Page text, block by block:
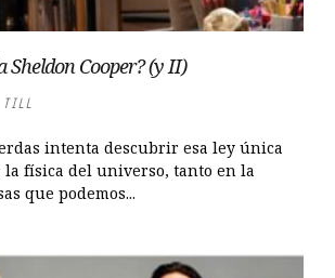
Sheldon Cooper? (y II)
TILL
intenta descubrir esa ley única
la física del universo, tanto en la
que podemos...